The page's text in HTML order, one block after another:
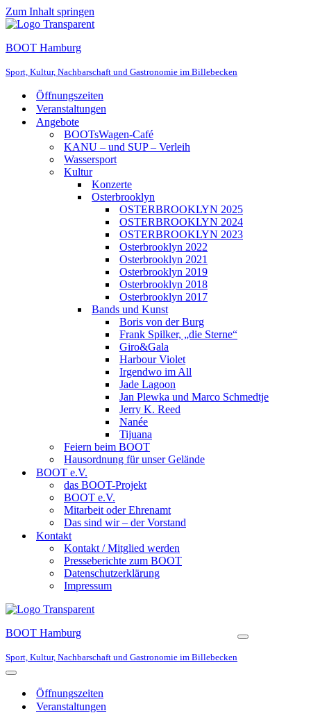
Zum Inhalt springen
BOOT Hamburg
Sport, Kultur, Nachbarschaft und Gastronomie im Billebecken
Öffnungszeiten
Veranstaltungen
Angebote
BOOTsWagen-Café
KANU – und SUP – Verleih
Wassersport
Kultur
Konzerte
Osterbrooklyn
OSTERBROOKLYN 2025
OSTERBROOKLYN 2024
OSTERBROOKLYN 2023
Osterbrooklyn 2022
Osterbrooklyn 2021
Osterbrooklyn 2019
Osterbrooklyn 2018
Osterbrooklyn 2017
Bands und Kunst
Boris von der Burg
Frank Spilker, „die Sterne“
Giro&Gala
Harbour Violet
Irgendwo im All
Jade Lagoon
Jan Plewka und Marco Schmedtje
Jerry K. Reed
Nanée
Tijuana
Feiern beim BOOT
Hausordnung für unser Gelände
BOOT e.V.
das BOOT-Projekt
BOOT e.V.
Mitarbeit oder Ehrenamt
Das sind wir – der Vorstand
Kontakt
Kontakt / Mitglied werden
Presseberichte zum BOOT
Datenschutzerklärung
Impressum
BOOT Hamburg
Sport, Kultur, Nachbarschaft und Gastronomie im Billebecken
Navigationsmenü
Navigationsmenü
Öffnungszeiten
Veranstaltungen